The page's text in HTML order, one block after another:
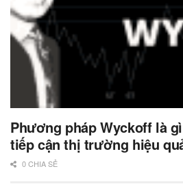
Phương pháp Wyckoff là
tiếp cận thị trường hiệu
0 CHIA SẺ